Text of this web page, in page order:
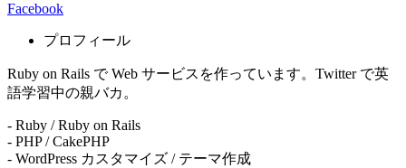
Facebook
プロフィール
Ruby on Rails で Web サービスを作っています。Twitter で英
語学習中の親バカ。
- Ruby / Ruby on Rails
- PHP / CakePHP
- WordPress カスタマイズ / テーマ作成